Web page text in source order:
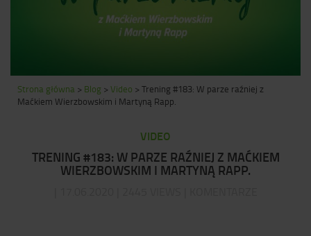
Strona główna > Blog > Video > Trening #183: W parze raźniej z
Maćkiem Wierzbowskim i Martyną Rapp.
VIDEO
TRENING #183: W PARZE RAŹNIEJ Z MAĆKIEM
WIERZBOWSKIM I MARTYNĄ RAPP.